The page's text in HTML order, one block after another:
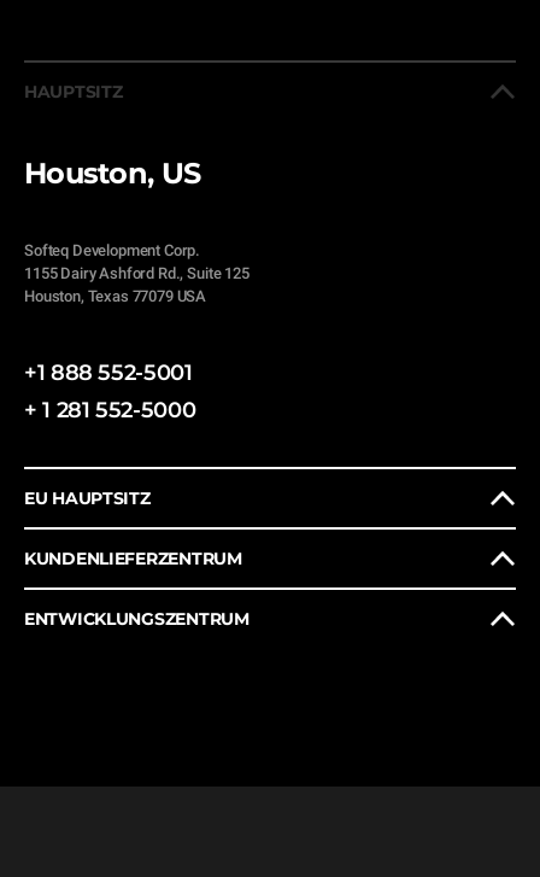
HAUPTSITZ
Houston, US
Softeq Development Corp.
1155 Dairy Ashford Rd., Suite 125
Houston, Texas 77079 USA
+1 888 552-5001
+ 1 281 552-5000
EU HAUPTSITZ
KUNDENLIEFERZENTRUM
ENTWICKLUNGSZENTRUM